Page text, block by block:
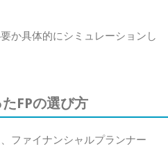
か具体的にシミュレーションし
FPの選び方
ファイナンシャルプランナー